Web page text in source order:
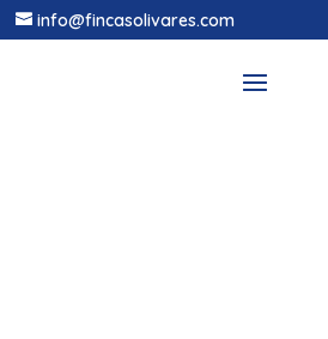
info@fincasolivares.com